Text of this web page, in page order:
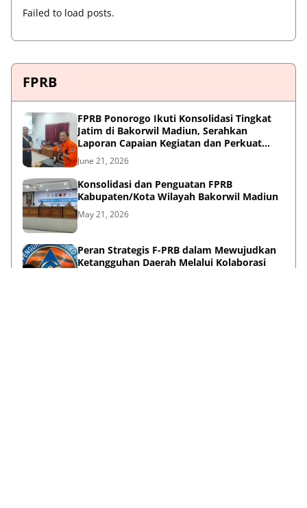
Failed to load posts.
FPRB
FPRB Ponorogo Ikuti Konsolidasi Tingkat
Jatim di Bakorwil Madiun, Serahkan
Laporan Capaian Kegiatan dan Perkuat
Sinergi Pentahelix
June 21, 2026
Konsolidasi dan Penguatan FPRB
Kabupaten/Kota Wilayah Bakorwil Madiun
May 21, 2026
Peran Strategis F-PRB dalam Mewujudkan
Ketangguhan Daerah Melalui Kolaborasi